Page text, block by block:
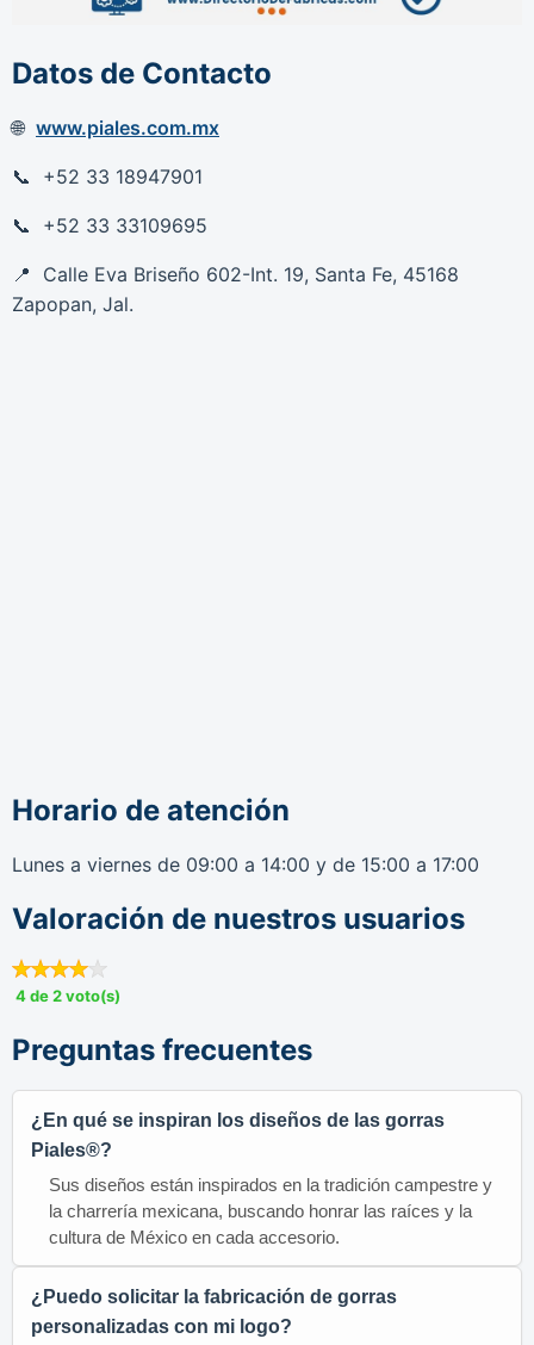
Datos de Contacto
www.piales.com.mx
+52 33 18947901
+52 33 33109695
Calle Eva Briseño 602-Int. 19, Santa Fe, 45168
Zapopan, Jal.
Horario de atención
Lunes a viernes de 09:00 a 14:00 y de 15:00 a 17:00
Valoración de nuestros usuarios
4 de 2 voto(s)
Preguntas frecuentes
¿En qué se inspiran los diseños de las gorras
Piales®?
Sus diseños están inspirados en la tradición campestre y
la charrería mexicana, buscando honrar las raíces y la
cultura de México en cada accesorio.
¿Puedo solicitar la fabricación de gorras
personalizadas con mi logo?